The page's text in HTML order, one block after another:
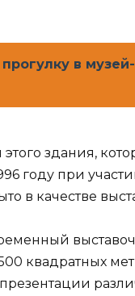
в
здания,
году при
в качестве
квадратных